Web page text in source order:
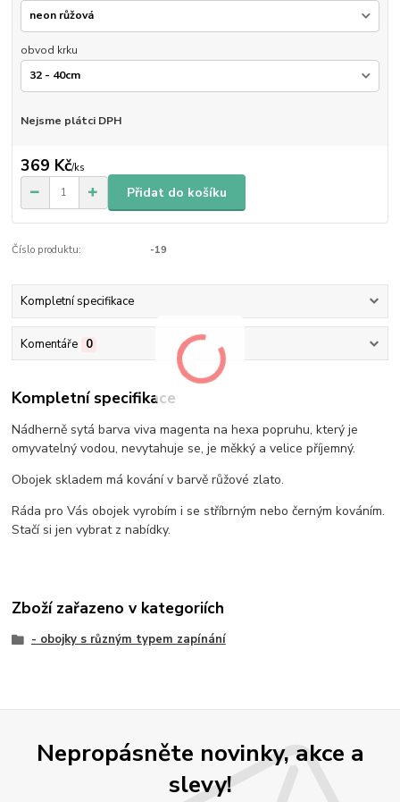
obvod krku
Nejsme plátci DPH
369 Kč/ks
Přidat do košíku
Číslo produktu: -19
Kompletní specifikace
Komentáře 0
Kompletní specifikace
Nádherně sytá barva viva magenta na hexa popruhu, který je
omyvatelný vodou, nevytahuje se, je měkký a velice příjemný.
Obojek skladem má kování v barvě růžové zlato.
Ráda pro Vás obojek vyrobím i se stříbrným nebo černým kováním.
Stačí si jen vybrat z nabídky.
Zboží zařazeno v kategoriích
- obojky s různým typem zapínání
Nepropásněte novinky, akce a
slevy!